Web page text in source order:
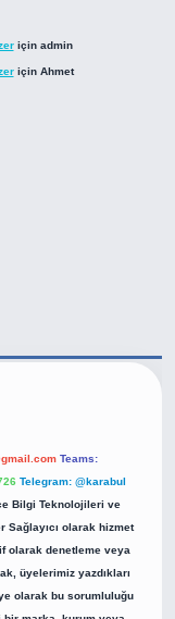
için admin
için Ahmet
Teams:
Telegram: @karabul
Bilgi Teknolojileri ve
Sağlayıcı olarak hizmet
olarak denetleme veya
üyelerimiz yazdıkları
olarak bu sorumluluğu